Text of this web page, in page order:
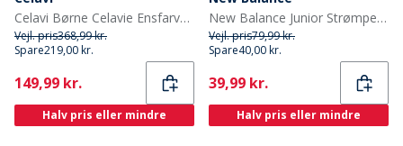
Celavi Børne Celavie Ensfarvet PU Basis Regntøjs Sæt Buckthorn Brown
Vejl. pris368,99 kr.
Spare219,00 kr.
Current
149,99 kr.
Halv pris eller mindre
New Balance Junior Strømper med Polstring 3-pak Hvid
Vejl. pris79,99 kr.
Spare40,00 kr.
Current
39,99 kr.
Halv pris eller mindre